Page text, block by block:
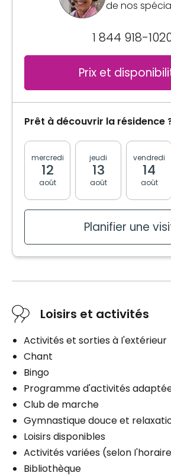
de nos
1 844 918-
Prix et
Prêt à découvrir la résidence
mercredi
12
août
jeudi
13
août
vendredi
14
août
Planifier une
Loisirs et activités
Activités et sorties à I'extérieur
Chant
Bingo
Programme d'activités
Club de marche
Gymnastique douce et
Loisirs disponibles
Activités variées (selon
Bibliothèque